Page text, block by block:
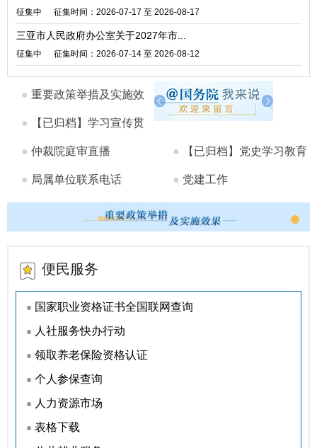
征集中 征集时间：2026-07-17 至 2026-08-17
三亚市人民政府办公室关于2027年市...
征集中 征集时间：2026-07-14 至 2026-08-12
● 重要政策举措及实施效
果
● 【已归档】学习宣传贯
彻党的...
● 仲裁院庭审直播
● 局属单位联系电话
● 【已归档】党史学习教育
● 党建工作
便民服务
国家职业资格证书全国联网查询
人社服务快办行动
领取养老保险资格认证
个人参保查询
人力资源市场
表格下载